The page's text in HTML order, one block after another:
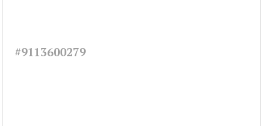
#9113600279